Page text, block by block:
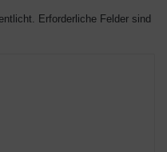
Erforderliche Felder sind